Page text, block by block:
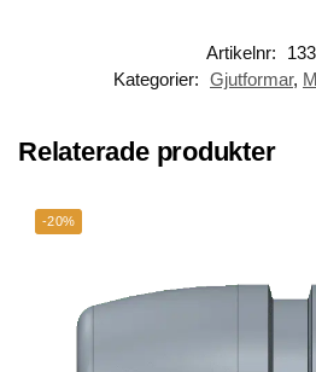
Artikelnr:
Kategorier: Gjutformar,
Relaterade produkter
-20%